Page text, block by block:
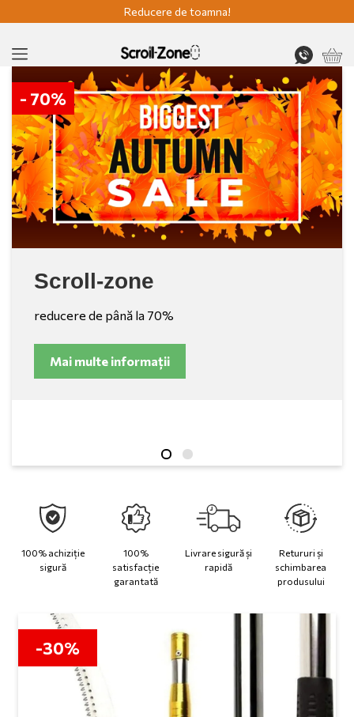
Reducere de toamna!
- 70%
Scroll-zone
reducere de până la 70%
Mai multe informații
100% achiziție
sigură
100%
satisfacție
garantată
Livrare sigură și
rapidă
Retururi și
schimbarea
produsului
-30%